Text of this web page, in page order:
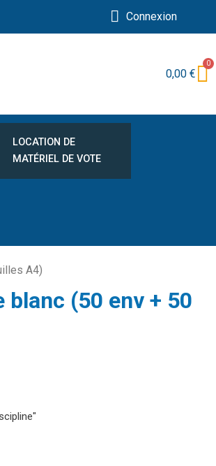
Connexion
0,00 €
LOCATION DE
MATÉRIEL DE VOTE
A4)
(50 env + 50